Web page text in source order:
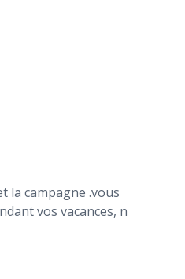
la campagne .vous
vos vacances, n